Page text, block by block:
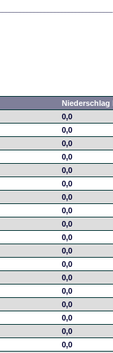
0,0
0,0
0,0
0,0
0,0
0,0
0,0
0,0
0,0
0,0
0,0
0,0
0,0
0,0
0,0
0,0
0,0
0,0